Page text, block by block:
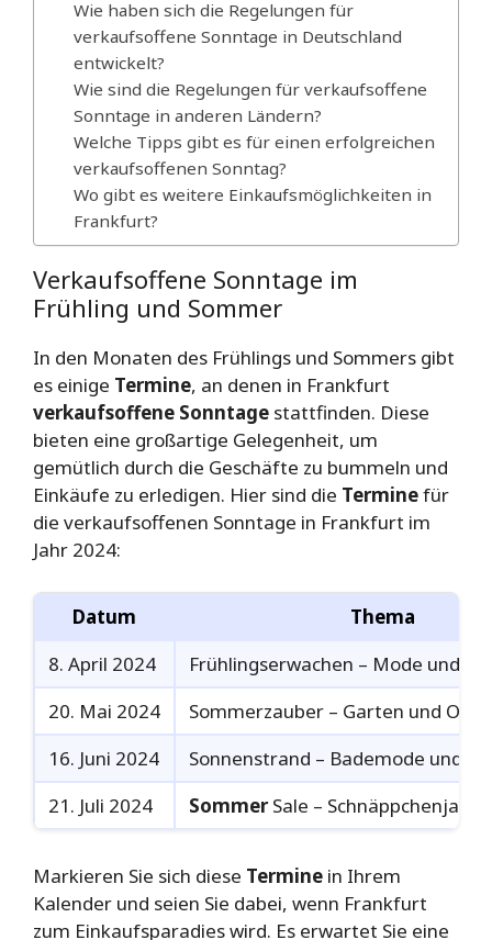
Wie haben sich die Regelungen für
verkaufsoffene Sonntage in Deutschland
entwickelt?
Wie sind die Regelungen für verkaufsoffene
Sonntage in anderen Ländern?
Welche Tipps gibt es für einen erfolgreichen
verkaufsoffenen Sonntag?
Wo gibt es weitere Einkaufsmöglichkeiten in
Frankfurt?
Verkaufsoffene Sonntage im
Frühling und Sommer
In den Monaten des Frühlings und Sommers gibt
es einige Termine, an denen in Frankfurt
verkaufsoffene Sonntage stattfinden. Diese
bieten eine großartige Gelegenheit, um
gemütlich durch die Geschäfte zu bummeln und
Einkäufe zu erledigen. Hier sind die Terminefür
die verkaufsoffenen Sonntage in Frankfurt im
Jahr 2024:
Datum
Thema
8. April 2024
Frühlingserwachen – Mode und
20. Mai 2024
Sommerzauber – Garten und
16. Juni 2024
Sonnenstrand – Bademode und
21. Juli 2024
SommerSale – Schnäppchenjagd
Markieren Sie sich diese Termine in Ihrem
Kalender und seien Sie dabei, wenn Frankfurt
zum Einkaufsparadies wird. Es erwartet Sie eine